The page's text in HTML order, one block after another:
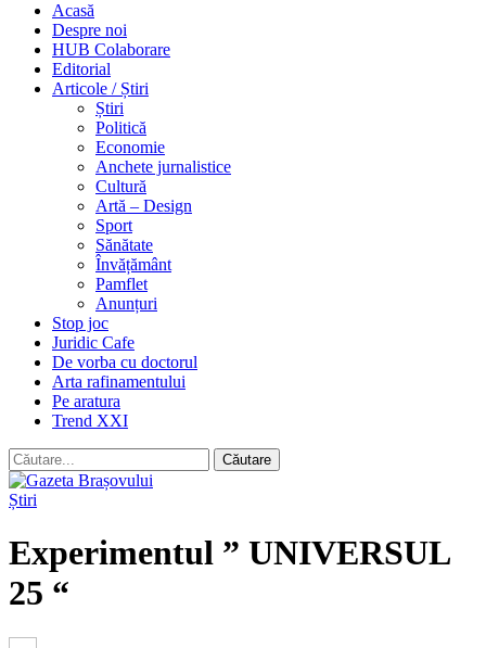
Acasă
Despre noi
HUB Colaborare
Editorial
Articole / Știri
Știri
Politică
Economie
Anchete jurnalistice
Cultură
Artă – Design
Sport
Sănătate
Învățământ
Pamflet
Anunțuri
Stop joc
Juridic Cafe
De vorba cu doctorul
Arta rafinamentului
Pe aratura
Trend XXI
Știri
Experimentul ” UNIVERSUL
25 “